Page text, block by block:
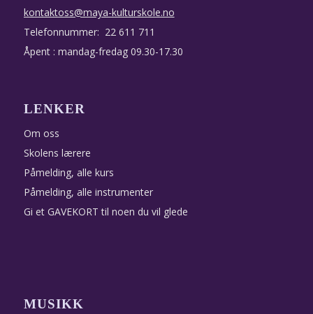
kontaktoss@maya-kulturskole.no
Telefonnummer: 22 611 711
Åpent : mandag-fredag 09.30-17.30
LENKER
Om oss
Skolens lærere
Påmelding, alle kurs
Påmelding, alle instrumenter
Gi et GAVEKORT til noen du vil glede
MUSIKK